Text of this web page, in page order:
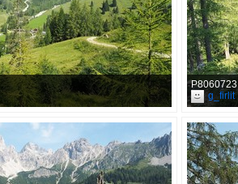
P8060723
g_firlit